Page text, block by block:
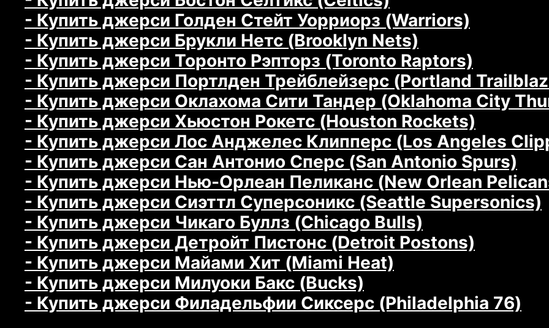
- Купить джерси Голден Стейт Уорриорз (Warriors)
- Купить джерси Брукли Нетс (Brooklyn Nets)
- Купить джерси Торонто Рэпторз (Toronto Raptors)
- Купить джерси Портлден Трейблейзерс (Portland
- Купить джерси Оклахома Сити Тандер (Oklahoma City
- Купить джерси Хьюстон Рокетс (Houston Rockets)
- Купить джерси Лос Анджелес Клипперс (Los Angeles
- Купить джерси Сан Антонио Сперс (San Antonio Spurs)
- Купить джерси Нью-Орлеан Пеликанс (New Orlean
- Купить джерси Сиэттл Суперсоникс (Seattle Supersonics)
- Купить джерси Чикаго Буллз (Chicago Bulls)
- Купить джерси Детройт Пистонс (Detroit Postons)
- Купить джерси Майами Хит (Miami Heat)
- Купить джерси Милуоки Бакс (Bucks)
- Купить джерси Филадельфии Сиксерс (Philadelphia 76)